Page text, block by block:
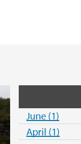
June (1)
April (1)